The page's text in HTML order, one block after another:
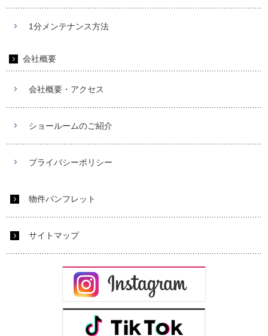
1分メンテナンス方法
会社概要
会社概要・アクセス
ショールームのご紹介
プライバシーポリシー
物件パンフレット
サイトマップ